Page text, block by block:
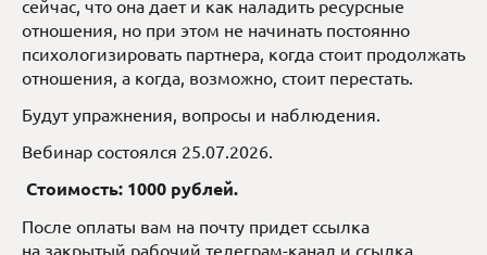
сейчас, что она дает и как наладить ресурсные
отношения, но при этом не начинать постоянно
психологизировать партнера, когда стоит продолжать
отношения, а когда, возможно, стоит перестать.
Будут упражнения, вопросы и наблюдения.
Вебинар состоялся 25.07.2026.
Стоимость: 1000 рублей.
После оплаты вам на почту придет ссылка
на закрытый рабочий телеграм-канал и ссылка